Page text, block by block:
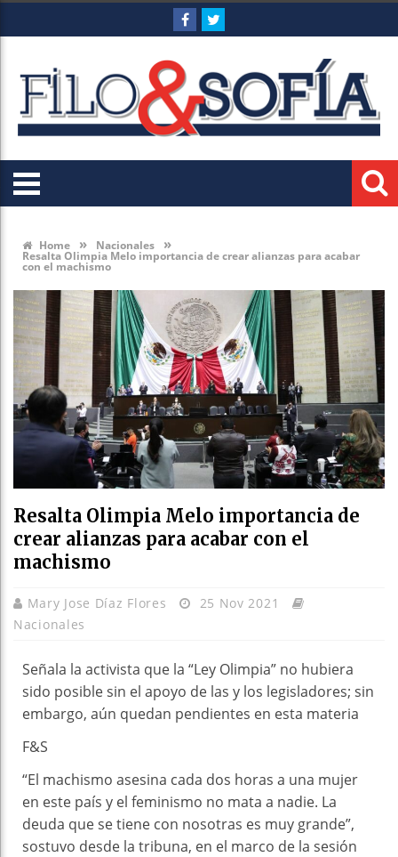
Home » Nacionales »
Resalta Olimpia Melo importancia de crear alianzas para acabar
con el machismo
Resalta Olimpia Melo importancia de
crear alianzas para acabar con el
machismo
Mary Jose Díaz Flores
25 Nov 2021
Nacionales
Señala la activista que la “Ley Olimpia” no hubiera
sido posible sin el apoyo de las y los legisladores; sin
embargo, aún quedan pendientes en esta materia
F&S
“El machismo asesina cada dos horas a una mujer
en este país y el feminismo no mata a nadie. La
deuda que se tiene con nosotras es muy grande”,
sostuvo desde la tribuna, en el marco de la sesión